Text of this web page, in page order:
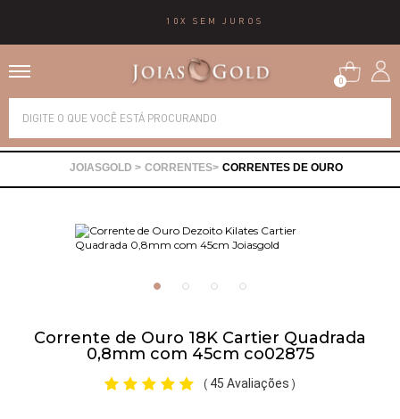
10X SEM JUROS
0
CORRENTES CORRENTES DE OURO
Corrente de Ouro 18K Cartier Quadrada
0,8mm com 45cm co02875
( 45 Avaliações )
Alianças
Brincos
Gargantilhas